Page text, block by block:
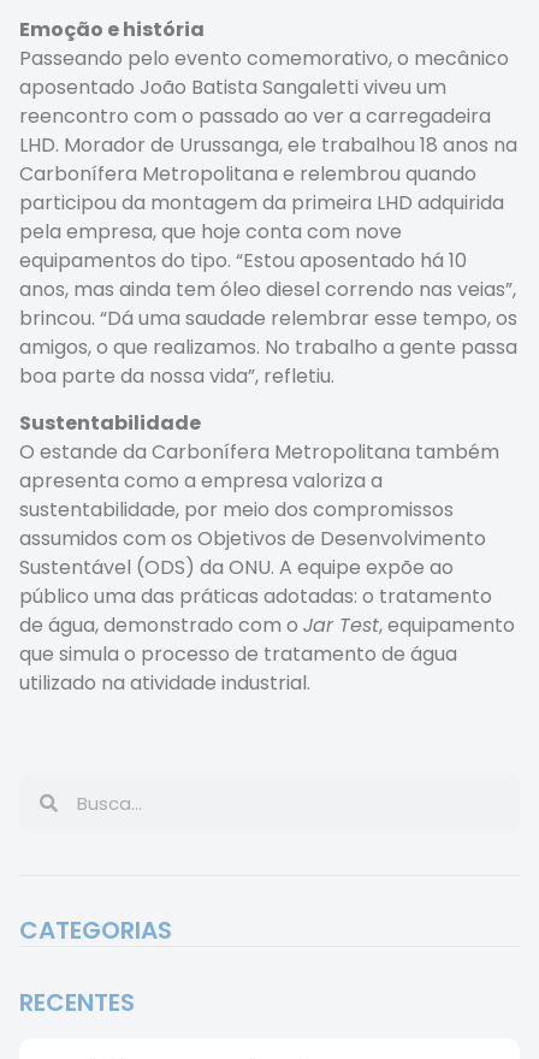
Emoção e história
Passeando pelo evento comemorativo, o mecânico
aposentado João Batista Sangaletti viveu um
reencontro com o passado ao ver a carregadeira
LHD. Morador de Urussanga, ele trabalhou 18 anos na
Carbonífera Metropolitana e relembrou quando
participou da montagem da primeira LHD adquirida
pela empresa, que hoje conta com nove
equipamentos do tipo. “Estou aposentado há 10
anos, mas ainda tem óleo diesel correndo nas veias”,
brincou. “Dá uma saudade relembrar esse tempo, os
amigos, o que realizamos. No trabalho a gente passa
boa parte da nossa vida”, refletiu.
Sustentabilidade
O estande da Carbonífera Metropolitana também
apresenta como a empresa valoriza a
sustentabilidade, por meio dos compromissos
assumidos com os Objetivos de Desenvolvimento
Sustentável (ODS) da ONU. A equipe expõe ao
público uma das práticas adotadas: o tratamento
de água, demonstrado com o Jar Test, equipamento
que simula o processo de tratamento de água
utilizado na atividade industrial.
CATEGORIAS
RECENTES